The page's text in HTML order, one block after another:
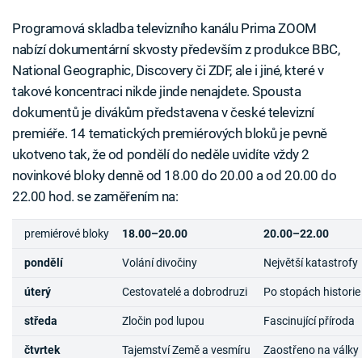
Programová skladba televizního kanálu Prima ZOOM
nabízí dokumentární skvosty především z produkce BBC,
National Geographic, Discovery či ZDF, ale i jiné, které v
takové koncentraci nikde jinde nenajdete. Spousta
dokumentů je divákům představena v české televizní
premiéře. 14 tematických premiérových bloků je pevně
ukotveno tak, že od pondělí do neděle uvidíte vždy 2
novinkové bloky denně od 18.00 do 20.00 a od 20.00 do
22.00 hod. se zaměřením na:
premiérové bloky 18.00–20.00 20.00–22.00
pondělí Volání divočiny Největší katastrofy
úterý Cestovatelé a dobrodruzi Po stopách historie
středa Zločin pod lupou Fascinující příroda
čtvrtek Tajemství Země a vesmíru Zaostřeno na války